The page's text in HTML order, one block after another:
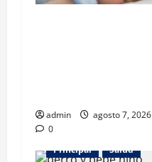
admin
agosto 7, 2026
0
Principal
Salud